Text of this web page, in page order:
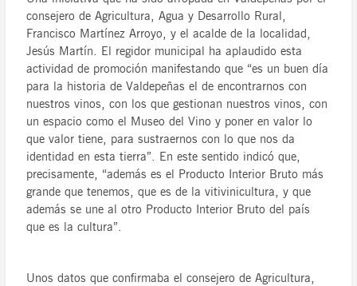
consejero de Agricultura, Agua y Desarrollo Rural,
Francisco Martínez Arroyo, y el acalde de la localidad,
Jesús Martín. El regidor municipal ha aplaudido esta
actividad de promoción manifestando que “es un buen día
para la historia de Valdepeñas el de encontrarnos con
nuestros vinos, con los que gestionan nuestros vinos, con
un espacio como el Museo del Vino y poner en valor lo
que valor tiene, para sustraernos con lo que nos da
identidad en esta tierra”. En este sentido indicó que,
precisamente, “además es el Producto Interior Bruto más
grande que tenemos, que es de la vitivinicultura, y que
además se une al otro Producto Interior Bruto del país
que es la cultura”.
Unos datos que confirmaba el consejero de Agricultura,